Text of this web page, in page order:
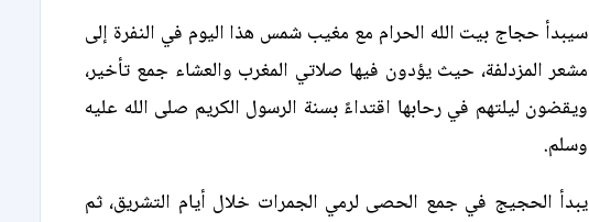
سيبدأ حجاج بيت الله الحرام مع مغيب شمس هذا اليوم في النفرة إلى
مشعر المزدلفة، حيث يؤدون فيها صلاتي المغرب والعشاء جمع تأخير،
ويقضون ليلتهم في رحابها اقتداءً بسنة الرسول الكريم صلى الله عليه
وسلم.
يبدأ الحجيج في جمع الحصى لرمي الجمرات خلال أيام التشريق، ثم